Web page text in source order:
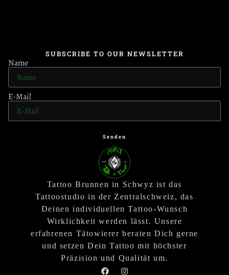
SUBSCRIBE TO OUR NEWSLETTER
Name
E-Mail
Senden
Tattoo Brunnen in Schwyz ist das
Tattoostudio in der Zentralschweiz, das
Deinen individuellen Tattoo-Wunsch
Wirklichkeit werden lässt. Unsere
erfahrenen Tätowierer beraten Dich gerne
und setzen Dein Tattoo mit höchster
Präzision und Qualität um.